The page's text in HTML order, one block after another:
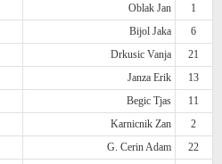
Oblak Jan
1
Bijol Jaka
6
Drkusic Vanja
21
Janza Erik
13
Begic Tjas
11
Karnicnik Zan
2
G. Cerin Adam
22